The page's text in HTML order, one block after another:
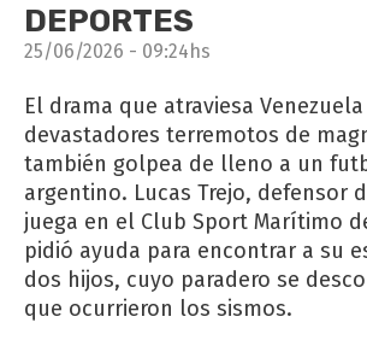
DEPORTES
25/06/2026 - 09:24hs
El drama que atraviesa
devastadores terremotos de
también golpea de lleno a un
argentino. Lucas Trejo, defensor
juega en el Club Sport Marítimo
pidió ayuda para encontrar a su
dos hijos, cuyo paradero se
que ocurrieron los sismos.